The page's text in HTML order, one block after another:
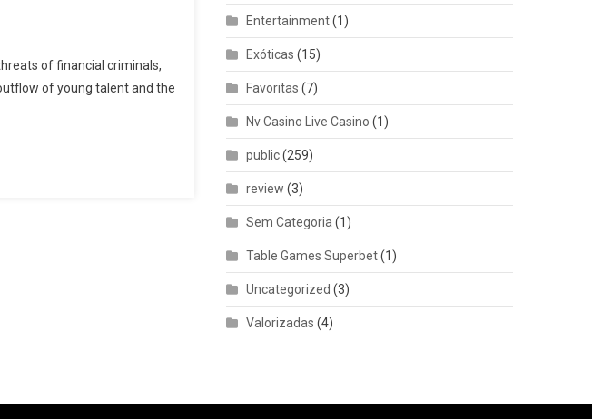
of financial criminals,
of young talent and the
Entertainment(1)
Exóticas (15)
Favoritas (7)
Nv Casino Live Casino (1)
public(259)
review (3)
Sem Categoria (1)
Table Games Superbet(1)
Uncategorized (3)
Valorizadas (4)